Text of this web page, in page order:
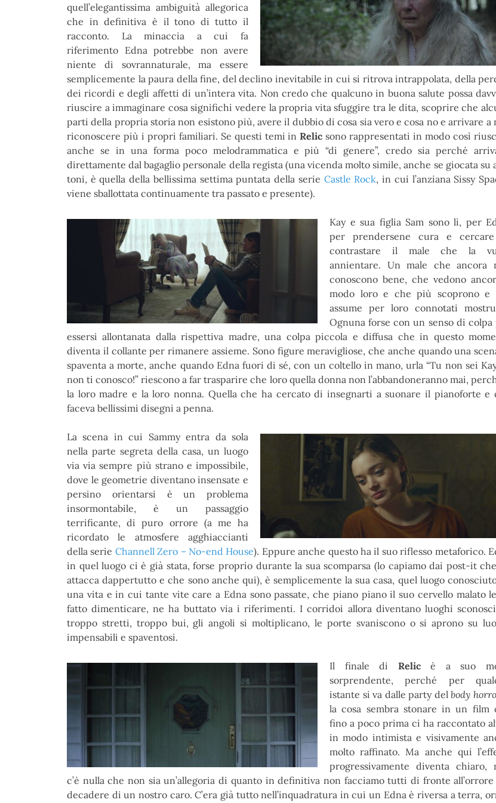
quell’elegantissima ambiguità allegorica
che in definitiva è il tono di tutto il
racconto. La minaccia a cui fa
riferimento Edna potrebbe non avere
niente di sovrannaturale, ma essere
semplicemente la paura della fine, del declino inevitabile in cui si ritrova intrappolata, della
dei ricordi e degli affetti di un’intera vita. Non credo che qualcuno in buona salute possa
riuscire a immaginare cosa significhi vedere la propria vita sfuggire tra le dita, scoprire che
parti della propria storia non esistono più, avere il dubbio di cosa sia vero e cosa no e arrivare a
riconoscere più i propri familiari. Se questi temi inRelicsono rappresentati in modo così
anche se in una forma poco melodrammatica e più “di genere”, credo sia perché
direttamente dal bagaglio personale della regista (una vicenda molto simile, anche se giocata su
toni, è quella della bellissima settima puntata della serie Castle Rock, in cui l’anziana Sissy
viene sballottata continuamente tra passato e presente).
Kay e sua figlia Sam sono lì, per
per prendersene cura e
contrastare il male che la
annientare. Un male che ancora
conoscono bene, che vedono
modo loro e che più scoprono e
assume per loro connotati
Ognuna forse con un senso di colpa
essersi allontanata dalla rispettiva madre, una colpa piccola e diffusa che in questo
diventa il collante per rimanere assieme. Sono figure meravigliose, che anche quando una
spaventa a morte, anche quando Edna fuori di sé, con un coltello in mano, urla “Tu non sei
non ti conosco!” riescono a far trasparire che loro quella donna non l’abbandoneranno mai,
la loro madre e la loro nonna. Quella che ha cercato di insegnarti a suonare il pianoforte e
faceva bellissimi disegni a penna.
La scena in cui Sammy entra da sola
nella parte segreta della casa, un luogo
via via sempre più strano e impossibile,
dove le geometrie diventano insensate e
persino orientarsi è un problema
insormontabile, è un passaggio
terrificante, di puro orrore (a me ha
ricordato le atmosfere agghiaccianti
della serie Channell Zero – No-end House). Eppure anche questo ha il suo riflesso metaforico.
in quel luogo ci è già stata, forse proprio durante la sua scomparsa (lo capiamo dai post-it
attacca dappertutto e che sono anche qui), è semplicemente la sua casa, quel luogo
una vita e in cui tante vite care a Edna sono passate, che piano piano il suo cervello malato
fatto dimenticare, ne ha buttato via i riferimenti. I corridoi allora diventano luoghi
troppo stretti, troppo bui, gli angoli si moltiplicano, le porte svaniscono o si aprono su
impensabili e spaventosi.
Il finale di Relicè a suo
sorprendente, perché per
istante si va dalle party del body
la cosa sembra stonare in un film
fino a poco prima ci ha raccontato
in modo intimista e visivamente
molto raffinato. Ma anche qui
progressivamente diventa chiaro,
c’è nulla che non sia un’allegoria di quanto in definitiva non facciamo tutti di fronte all’orrore
decadere di un nostro caro. C’era già tutto nell’inquadratura in cui un Edna è riversa a terra,